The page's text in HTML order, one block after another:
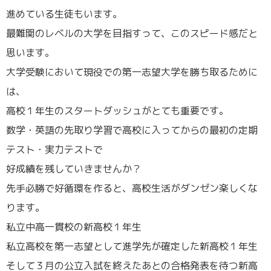
進めている生徒もいます。
最難関のレベルの大学を目指すって、このスピード感だと
思います。
大学受験において現役での第一志望大学を勝ち取るために
は、
高校１年生のスタートダッシュがとても重要です。
数学・英語の先取り学習で高校に入ってからの最初の定期
テスト・実力テストで
好成績を残していきませんか？
先手必勝で好循環を作ると、高校生活がダンゼン楽しくな
ります。
私立中高一貫校の新高校１年生
私立高校を第一志望として進学先が確定した新高校１年生
そして３月の公立入試を終えたあとの合格発表を待つ新高